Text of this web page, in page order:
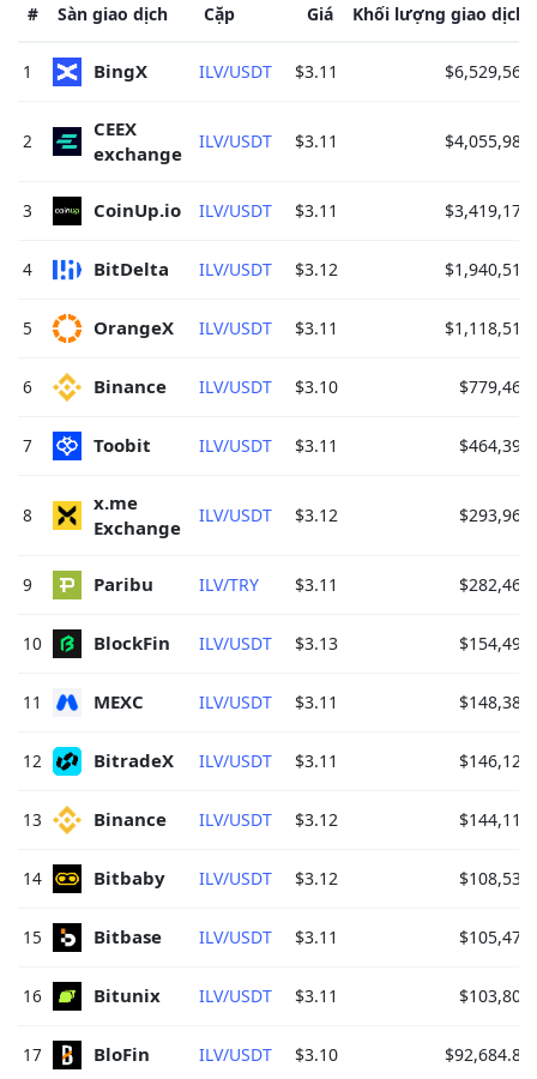
# Sàn giao dịch Cặp Giá Khối lượng giao dịch
1 BingX ILV/USDT $3.11 $6,529,561
2
CEEX
exchange
ILV/USDT $3.11 $4,055,988
3 CoinUp.io ILV/USDT $3.11 $3,419,172
4 BitDelta ILV/USDT $3.12 $1,940,516
5 OrangeX ILV/USDT $3.11 $1,118,519
6 Binance ILV/USDT $3.10 $779,463
7 Toobit ILV/USDT $3.11 $464,391
8
x.me
Exchange
ILV/USDT $3.12 $293,960
9 Paribu ILV/TRY $3.11 $282,460
10 BlockFin ILV/USDT $3.13 $154,498
11 MEXC ILV/USDT $3.11 $148,383
12 BitradeX ILV/USDT $3.11 $146,126
13 Binance ILV/USDT $3.12 $144,119
14 Bitbaby ILV/USDT $3.12 $108,537
15 Bitbase ILV/USDT $3.11 $105,470
16 Bitunix ILV/USDT $3.11 $103,809
17 BloFin ILV/USDT $3.10 $92,684.85